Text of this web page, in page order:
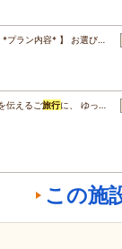
*プラン内容* 】 お選び…
伝えるご旅行に、 ゆっ…
この施